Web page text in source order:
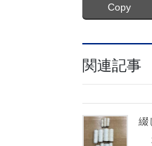
Copy
関連記事
綴